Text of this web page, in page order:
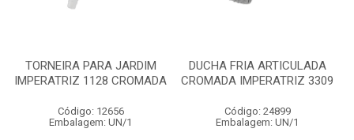
TORNEIRA PARA JARDIM
IMPERATRIZ 1128 CROMADA
Código: 12656
Embalagem: UN/1
DUCHA FRIA ARTICULADA
CROMADA IMPERATRIZ 3309
Código: 24899
Embalagem: UN/1